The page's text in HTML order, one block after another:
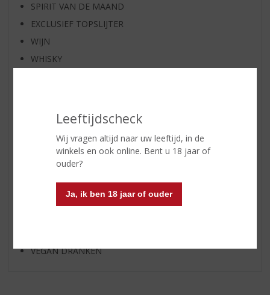
Leeftijdscheck
Wij vragen altijd naar uw leeftijd, in de
winkels en ook online. Bent u 18 jaar of
ouder?
Ja, ik ben 18 jaar of ouder
SPIRIT VAN DE MAAND
EXCLUSIEF TOPSLIJTER
WIJN
WHISKY
GEDISTILLEERD OVERIG
KANT EN KLAAR
FRISDRANK
GLASWERK
GESCHENKVERPAKKING
VEGAN DRANKEN